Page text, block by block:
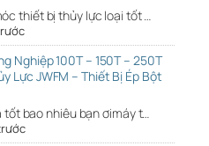
thiết bị thủy lực loại tốt …
Nghiệp 100T – 150T – 250T
Lực JWFM – Thiết Bị Ép Bột
bao nhiêu bạn ơimáy t…